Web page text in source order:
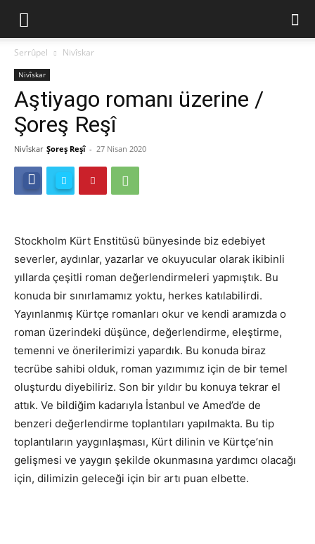
Serrûpel Nivîskar
Nivîskar
Aştiyago romanı üzerine /
Şoreş Reşî
Nivîskar Şoreş Reşî - 27 Nisan 2020
Stockholm Kürt Enstitüsü bünyesinde biz edebiyet
severler, aydınlar, yazarlar ve okuyucular olarak ikibinli
yıllarda çeşitli roman değerlendirmeleri yapmıştık. Bu
konuda bir sınırlamamız yoktu, herkes katılabilirdi.
Yayınlanmış Kürtçe romanları okur ve kendi aramızda o
roman üzerindeki düşünce, değerlendirme, eleştirme,
temenni ve önerilerimizi yapardık. Bu konuda biraz
tecrübe sahibi olduk, roman yazımımız için de bir temel
oluşturdu diyebiliriz. Son bir yıldır bu konuya tekrar el
attık. Ve bildiğim kadarıyla İstanbul ve Amed’de de
benzeri değerlendirme toplantıları yapılmakta. Bu tip
toplantıların yaygınlaşması, Kürt dilinin ve Kürtçe’nin
gelişmesi ve yaygın şekilde okunmasına yardımcı olacağı
için, dilimizin geleceği için bir artı puan elbette.